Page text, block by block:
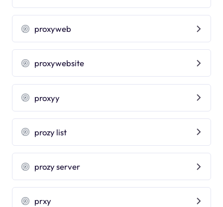
proxyweb
proxywebsite
proxyy
prozy list
prozy server
prxy